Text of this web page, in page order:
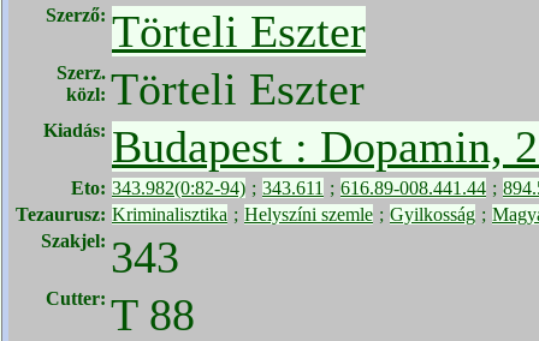
Szerző: Törteli Eszter
Szerz.
közl: Törteli Eszter
Kiadás: Budapest : Dopamin,
Eto: 343.982(0:82-94) ; 343.611 ; 616.89-008.441.44 ;
Tezaurusz: Kriminalisztika ; Helyszíni szemle ; Gyilkosság ;
Szakjel: 343
Cutter: T 88